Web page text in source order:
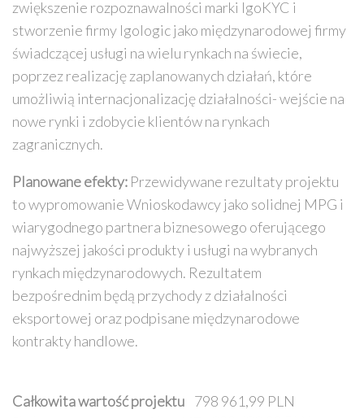
zwiększenie rozpoznawalności marki IgoKYC i
stworzenie firmy Igologic jako międzynarodowej firmy
świadczącej usługi na wielu rynkach na świecie,
poprzez realizację zaplanowanych działań, które
umożliwią internacjonalizację działalności- wejście na
nowe rynki i zdobycie klientów na rynkach
zagranicznych.
Planowane efekty: Przewidywane rezultaty projektu
to wypromowanie Wnioskodawcy jako solidnej MPG i
wiarygodnego partnera biznesowego oferującego
najwyższej jakości produkty i usługi na wybranych
rynkach międzynarodowych. Rezultatem
bezpośrednim będą przychody z działalności
eksportowej oraz podpisane międzynarodowe
kontrakty handlowe.
Całkowita wartość projektu 798 961,99 PLN